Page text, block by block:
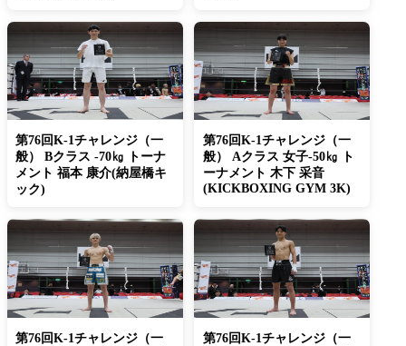
第76回K-1チャレンジ（一
般） Bクラス -70㎏ トーナ
メント 福本 康介(納屋橋キ
ック)
第76回K-1チャレンジ（一
般） Aクラス 女子-50㎏ ト
ーナメント 木下 采音
(KICKBOXING GYM 3K)
第76回K-1チャレンジ（一
第76回K-1チャレンジ（一